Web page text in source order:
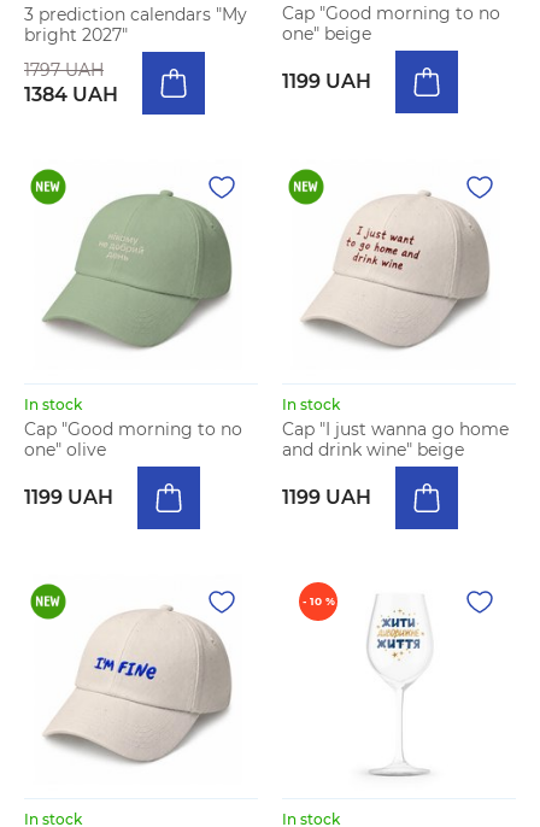
3 prediction calendars "My
bright 2027"
1797 UAH
1384 UAH
Cap "Good morning to no
one" beige
1199 UAH
In stock
Cap "Good morning to no
one" olive
1199 UAH
In stock
Cap "I just wanna go home
and drink wine" beige
1199 UAH
In stock
- 10 %
In stock